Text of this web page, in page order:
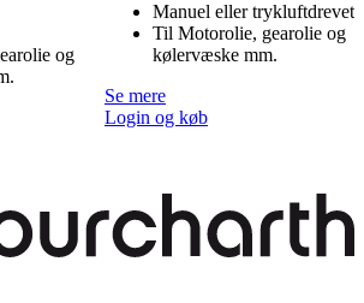
og
Manuel eller trykluftdrevet
Til Motorolie, gearolie og
kølervæske mm.
Se mere
Login og køb